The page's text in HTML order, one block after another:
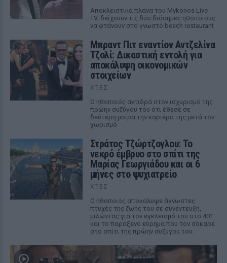
Αποκλειστικά πλάνα του Mykonos Live
TV, δείχνουν τις δύο διάσημες ηθοποιούς
να φτάνουν στο γνωστό beach restaurant
Μπραντ Πιτ εναντίον Αντζελίνα
Τζολί: Δικαστική εντολή για
αποκάλυψη οικονομικών
στοιχείων
ΧΤΕΣ
Ο ηθοποιός αντιδρά στον ισχυρισμό της
πρώην συζύγου του ότι έθεσε σε
δεύτερη μοίρα την καριέρα της μετά τον
χωρισμό
Στράτος Τζώρτζογλου: Το
νεκρό έμβρυο στο σπίτι της
Μαρίας Γεωργιάδου και οι 6
μήνες στο ψυχιατρείο
ΧΤΕΣ
Ο ηθοποιός αποκάλυψε άγνωστες
πτυχές της ζωής του σε συνέντευξη,
μιλώντας για τον εγκλεισμό του στο 401
και το παράξενο εύρημα που τον σόκαρε
στο σπίτι της πρώην συζύγου του.